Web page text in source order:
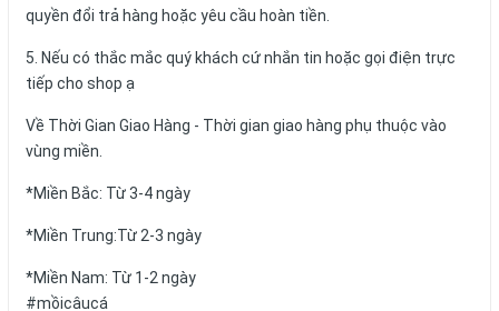
quyền đổi trả hàng hoặc yêu cầu hoàn tiền.
5. Nếu có thắc mắc quý khách cứ nhắn tin hoặc gọi điện trực
tiếp cho shop ạ
Về Thời Gian Giao Hàng - Thời gian giao hàng phụ thuộc vào
vùng miền.
*Miền Bắc: Từ 3-4 ngày
*Miền Trung:Từ 2-3 ngày
*Miền Nam: Từ 1-2 ngày
#mồicâucá